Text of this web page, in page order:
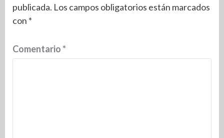
publicada. Los campos obligatorios están marcados
con *
Comentario*